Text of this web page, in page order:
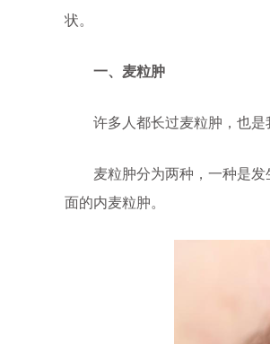
状。
一、麦粒肿
许多人都长过麦粒肿，也是
麦粒肿分为两种，一种是发
面的内麦粒肿。